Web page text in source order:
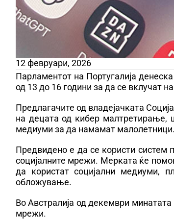
12 февруари, 2026
Парламентот на Португалија
од 13 до 16 години за да се вклучат
Предлагачите од владејачката
на децата од кибер малтретирање,
медиуми за да намамат малолетници.
Предвидено е да се користи систем
социјалните мрежи. Мерката ќе
да користат социјални медиуми,
обложување.
Во Австралија од декември
мрежи.